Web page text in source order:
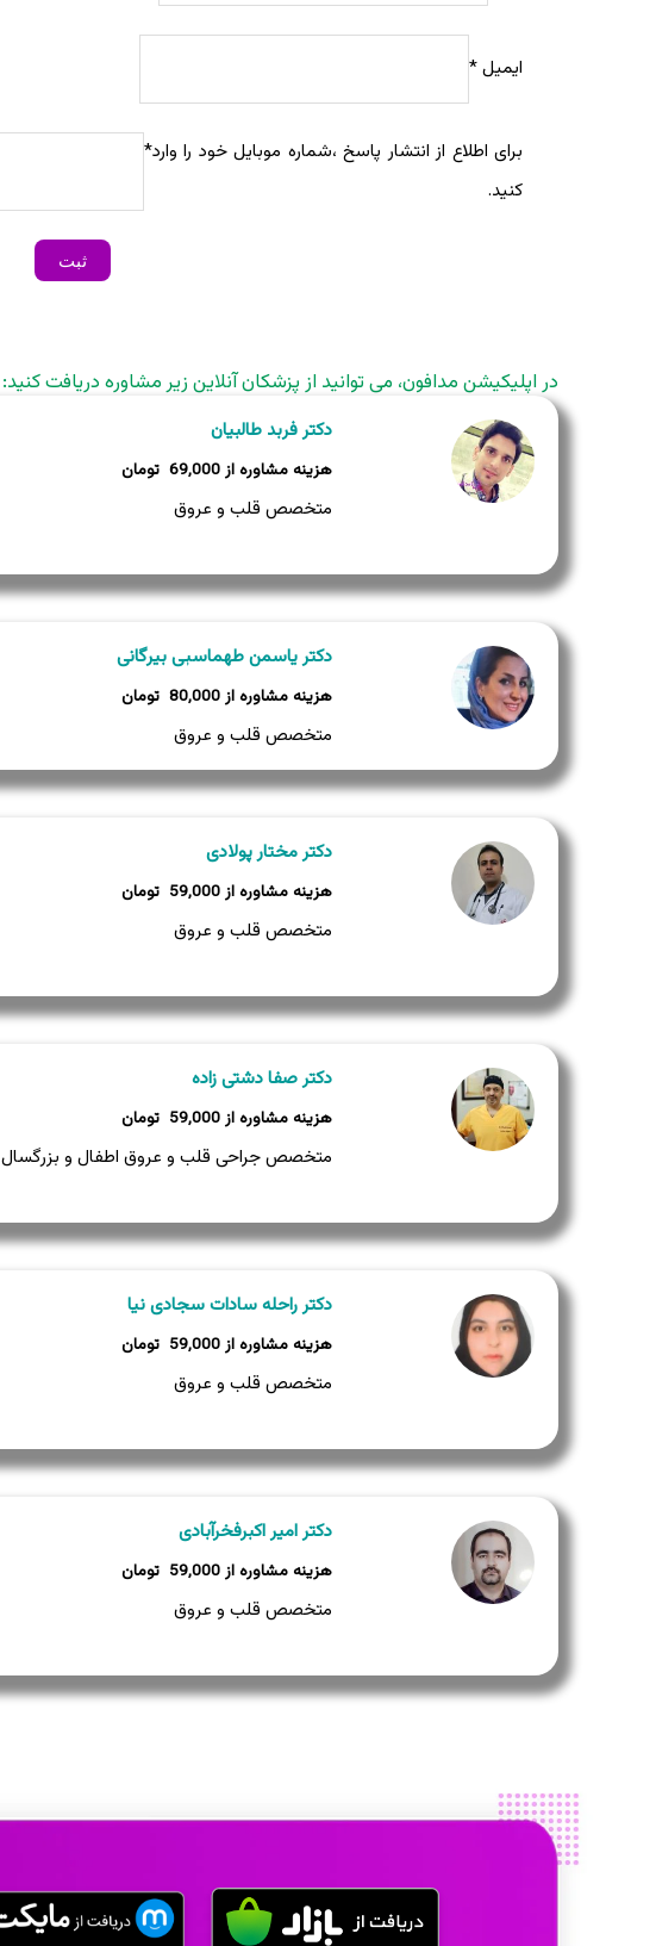
ایمیل*
برای اطلاع از انتشار پاسخ ،شماره موبایل خود را وارد
کنید.
*
در اپلیکیشن مدافون، می توانید از پزشکان آنلاین زیر مشاوره دریافت کنید:
دکتر فربد طالبیان
69,000
متخصص قلب و عروق
دکتر یاسمن طهماسبی بیرگانی
80,000
متخصص قلب و عروق
دکتر مختار پولادی
59,000
متخصص قلب و عروق
دکتر صفا دشتی زاده
59,000
متخصص جراحی قلب و عروق اطفال و بزرگسال
دکتر راحله سادات سجادی نیا
59,000
متخصص قلب و عروق
دکتر امیر اکبرفخرآبادی
59,000
متخصص قلب و عروق